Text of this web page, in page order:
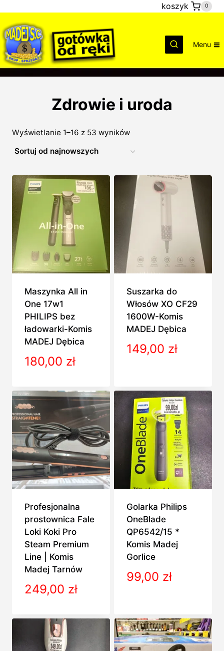
treści
koszyk 0
Menu
Zdrowie i uroda
Wyświetlanie 1–16 z 53 wynikówPosortowane
najnowszych
Maszynka All in
One 17w1
PHILIPS bez
ładowarki-Komis
MADEJ Dębica
180,00 zł
Suszarka do
Włosów XO CF29
1600W-Komis
MADEJ Dębica
149,00 zł
Profesjonalna
prostownica Fale
Loki Koki Pro
Steam Premium
Line | Komis
Madej Tarnów
249,00 zł
Golarka Philips
OneBlade
QP6542/15 *
Komis Madej
Gorlice
99,00 zł